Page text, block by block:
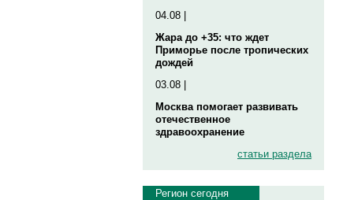
04.08 |
Жара до +35: что ждет
Приморье после тропических
дождей
03.08 |
Москва помогает развивать
отечественное
здравоохранение
статьи раздела
Регион сегодня